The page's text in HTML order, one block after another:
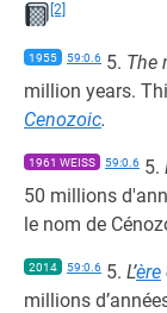
[2]
1955 59:0.6 5. The
million years.
Cenozoic.
1961 WEISS 59:0.6 5.
50 millions
le nom de
2014 59:0.6 5. L’ère
millions